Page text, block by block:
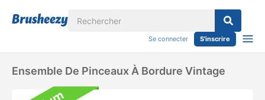
Se connecter S'inscrire
Ensemble De Pinceaux À Bordure Vintage